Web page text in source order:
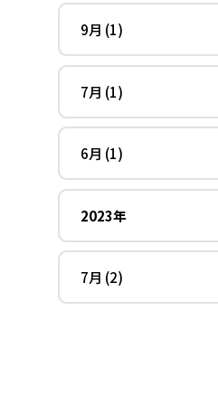
9月 (1)
7月 (1)
6月 (1)
2023年
7月 (2)